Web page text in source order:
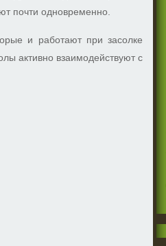
почти одновременно.
и работают при засолке
активно взаимодействуют с